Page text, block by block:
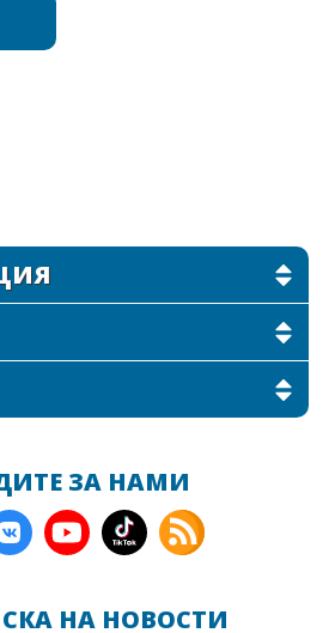
ЗА НАМИ
НА НОВОСТИ